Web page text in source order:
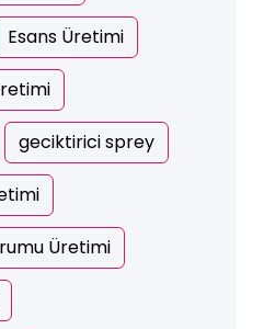
Esans Üretimi
geciktirici sprey
Üretimi